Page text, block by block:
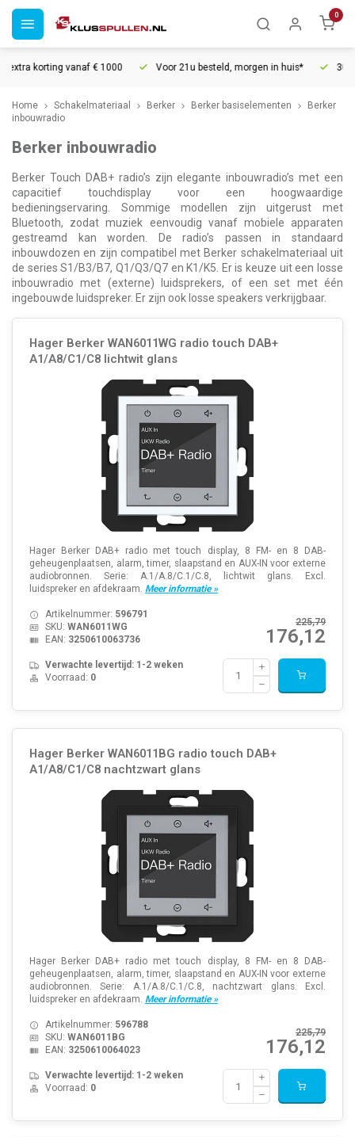
0
€ 1000 Voor 21u besteld, morgen in huis* 30 dagen
Home Schakelmateriaal Berker Berker basiselementen
Berker
inbouwradio
Berker inbouwradio
Berker Touch DAB+ radio’s zijn elegante inbouwradio’s met een
capacitief touchdisplay voor een hoogwaardige
bedieningservaring. Sommige modellen zijn uitgerust met
Bluetooth, zodat muziek eenvoudig vanaf mobiele apparaten
gestreamd kan worden. De radio’s passen in standaard
inbouwdozen en zijn compatibel met Berker schakelmateriaal uit
de series S1/B3/B7, Q1/Q3/Q7 en K1/K5. Er is keuze uit een losse
inbouwradio met (externe) luidsprekers, of een set met één
ingebouwde luidspreker. Er zijn ook losse speakers verkrijgbaar.
Hager Berker WAN6011WG radio touch DAB+
A1/A8/C1/C8 lichtwit glans
Hager Berker DAB+ radio met touch display, 8 FM- en 8 DAB-
geheugenplaatsen, alarm, timer, slaapstand en AUX-IN voor externe
audiobronnen. Serie: A.1/A.8/C.1/C.8, lichtwit glans. Excl.
luidspreker en afdekraam. Meer informatie »
225,79
176,12
Artikelnummer: 596791
SKU: WAN6011WG
EAN: 3250610063736
Verwachte levertijd: 1-2 weken
Voorraad: 0
Hager Berker WAN6011BG radio touch DAB+
A1/A8/C1/C8 nachtzwart glans
Hager Berker DAB+ radio met touch display, 8 FM- en 8 DAB-
geheugenplaatsen, alarm, timer, slaapstand en AUX-IN voor externe
audiobronnen. Serie: A.1/A.8/C.1/C.8, nachtzwart glans. Excl.
luidspreker en afdekraam. Meer informatie »
225,79
176,12
Artikelnummer: 596788
SKU: WAN6011BG
EAN: 3250610064023
Verwachte levertijd: 1-2 weken
Voorraad: 0